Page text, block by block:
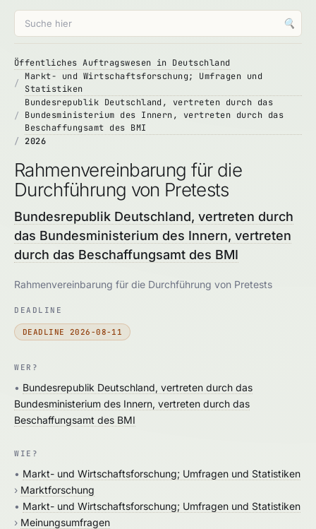
🔍
Öffentliches Auftragswesen in Deutschland
Markt- und Wirtschaftsforschung; Umfragen und
Statistiken
Bundesrepublik Deutschland, vertreten durch das
Bundesministerium des Innern, vertreten durch das
Beschaffungsamt des BMI
2026
Rahmenvereinbarung für die
Durchführung von Pretests
Bundesrepublik Deutschland, vertreten durch
das Bundesministerium des Innern, vertreten
durch das Beschaffungsamt des BMI
Rahmenvereinbarung für die Durchführung von Pretests
DEADLINE
DEADLINE 2026-08-11
WER?
• Bundesrepublik Deutschland, vertreten durch das
Bundesministerium des Innern, vertreten durch das
Beschaffungsamt des BMI
WIE?
• Markt- und Wirtschaftsforschung; Umfragen und Statistiken
› Marktforschung
• Markt- und Wirtschaftsforschung; Umfragen und Statistiken
› Meinungsumfragen